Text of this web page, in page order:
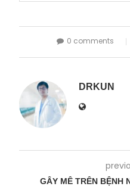
0 comments
DRKUN
GÂY MÊ TRÊN BỆNH